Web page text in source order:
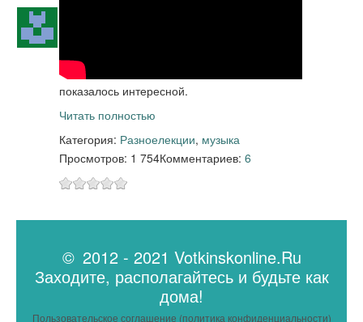
показалось интересной.
Читать полностью
Категория: Разноелекции, музыка
Просмотров: 1 754Комментариев: 6
© 2012 - 2021 Votkinskonline.Ru
Заходите, располагайтесь и будьте как
дома!
Пользовательское соглашение (политика конфиденциальности)